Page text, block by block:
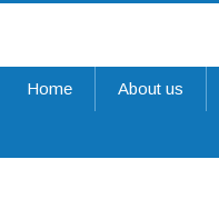
Home About us